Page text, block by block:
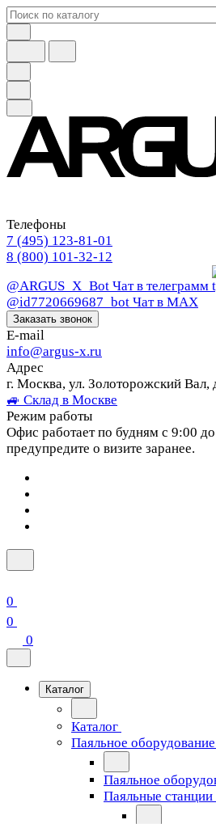
Телефоны
7 (495) 123-81-01
8 (800) 101-32-12
@ARGUS_X_Bot Чат в телеграмм
@id7720669687_bot Чат в МАХ
Заказать звонок
E-mail
info@argus-x.ru
Адрес
г. Москва, ул. Золоторожский Вал,
🚙 Склад в Москве
Режим работы
Офис работает по будням с 9:00
предупредите о визите заранее.
0
0
0
Каталог
Каталог
Паяльное оборудование
Паяльное
Паяльные